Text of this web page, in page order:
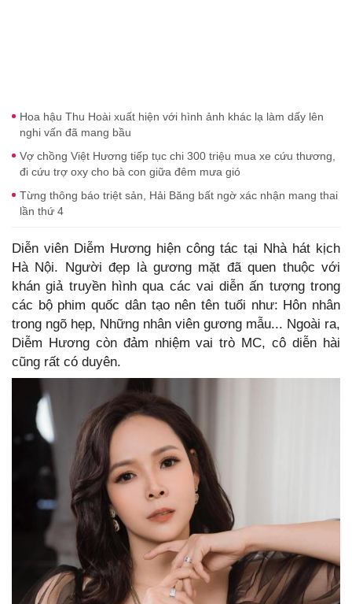
Hoa hậu Thu Hoài xuất hiện với hình ảnh khác lạ làm dấy lên
nghi vấn đã mang bầu
Vợ chồng Việt Hương tiếp tục chi 300 triệu mua xe cứu thương,
đi cứu trợ oxy cho bà con giữa đêm mưa gió
Từng thông báo triệt sản, Hải Băng bất ngờ xác nhận mang thai
lần thứ 4
Diễn viên Diễm Hương hiện công tác tại Nhà hát kịch
Hà Nội. Người đẹp là gương mặt đã quen thuộc với
khán giả truyền hình qua các vai diễn ấn tượng trong
các bộ phim quốc dân tạo nên tên tuổi như: Hôn nhân
trong ngõ hẹp, Những nhân viên gương mẫu... Ngoài ra,
Diễm Hương còn đảm nhiệm vai trò MC, cô diễn hài
cũng rất có duyên.